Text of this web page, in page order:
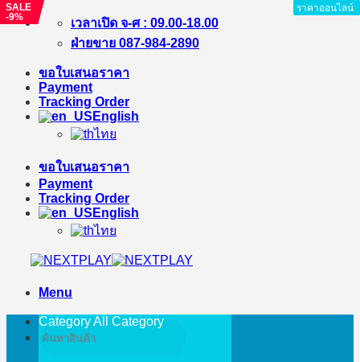
Skip
เวลาเปิด จ-ศ : 09.00-18.00
ฝ่ายขาย 087-984-2890
ขอใบเสนอราคา
Payment
Tracking Order
English
ไทย
ขอใบเสนอราคา
Payment
Tracking Order
English
ไทย
Menu
Search
for:
Category All Category
ราคาออนไลน์
ราคาออนไลน์
SALE
-3%
ราคาออนไลน์
SALE
-4%
ราคาออนไลน์
ราคาออนไลน์
ราคาออนไลน์
SALE
-15%
ราคาออนไลน์
SALE
-5%
ราคาออนไลน์
ราคาออนไลน์
SALE
-9%